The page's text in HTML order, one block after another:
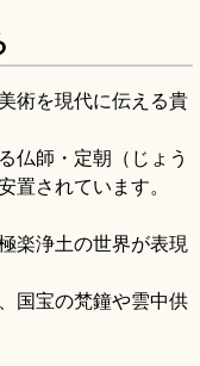
術を現代に伝える貴
仏師・定朝（じょう
置されています。
楽浄土の世界が表現
国宝の梵鐘や雲中供